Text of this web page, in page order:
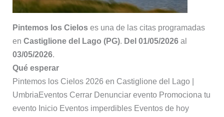
Pintemos los Cieloses una de las citas programadas
en Castiglione del Lago (PG). Del 01/05/2026al
03/05/2026.
Qué esperar
Pintemos los Cielos 2026 en Castiglione del Lago |
UmbriaEventos Cerrar Denunciar evento Promociona tu
evento Inicio Eventos imperdibles Eventos de hoy